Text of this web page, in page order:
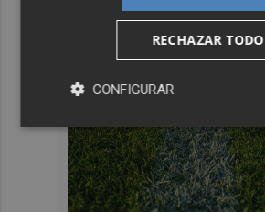
RECHAZAR TODO
CONFIGURAR